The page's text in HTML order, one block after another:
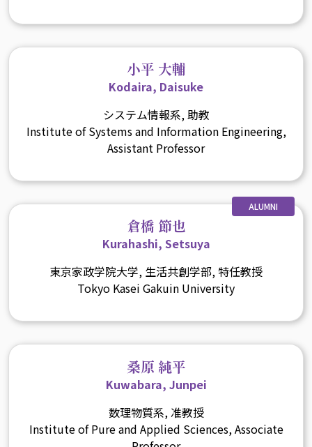
小平 大輔
Kodaira, Daisuke
システム情報系, 助教
Institute of Systems and Information Engineering,
Assistant Professor
ALUMNI
倉橋 節也
Kurahashi, Setsuya
東京家政学院大学, 生活共創学部, 特任教授
Tokyo Kasei Gakuin University
桑原 純平
Kuwabara, Junpei
数理物質系, 准教授
Institute of Pure and Applied Sciences, Associate